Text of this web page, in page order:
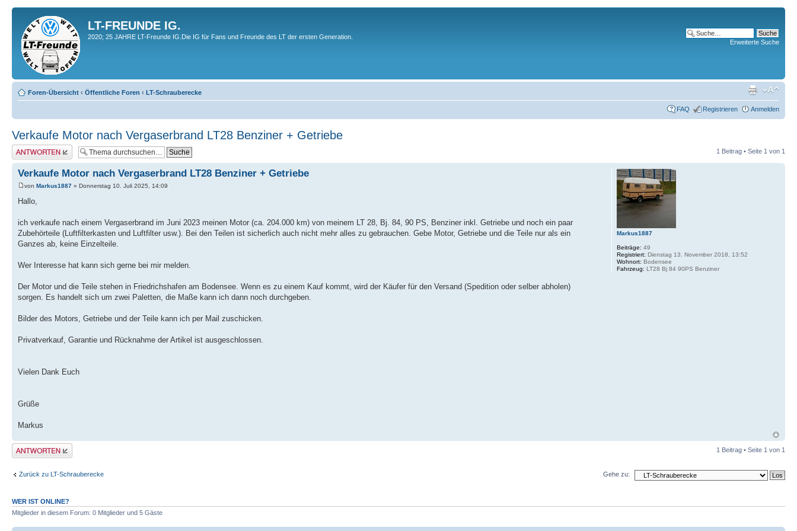
LT-FREUNDE IG.
2020; 25 JAHRE LT-Freunde IG.Die IG für Fans und Freunde des LT der ersten Generation.
Erweiterte Suche
Foren-Übersicht ‹ Öffentliche Foren ‹ LT-Schrauberecke
FAQ Registrieren Anmelden
Verkaufe Motor nach Vergaserbrand LT28 Benziner + Getriebe
Antwort erstellen 1 Beitrag • Seite 1 von 1
Verkaufe Motor nach Vergaserbrand LT28 Benziner + Getriebe
von Markus1887 » Donnerstag 10. Juli 2025, 14:09
Hallo,
ich verkaufe nach einem Vergaserbrand im Juni 2023 meinen Motor (ca. 204.000 km) von meinem LT 28, Bj. 84, 90 PS, Benziner inkl. Getriebe und noch ein paar
Zubehörteile (Luftfilterkasten und Luftfilter usw.). Bei den Teilen ist sicherlich auch nicht mehr alles zu gebrauchen. Gebe Motor, Getriebe und die Teile nur als ein
Ganzes ab, keine Einzelteile.
Wer Interesse hat kann sich gerne bei mir melden.
Der Motor und die Teile stehen in Friedrichshafen am Bodensee. Wenn es zu einem Kauf kommt, wird der Käufer für den Versand (Spedition oder selber abholen)
sorgen. Es handelt sich um zwei Paletten, die Maße kann ich dann noch durchgeben.
Bilder des Motors, Getriebe und der Teile kann ich per Mail zuschicken.
Privatverkauf, Garantie und Rücknahme der Artikel ist ausgeschlossen.
Vielen Dank Euch
Grüße
Markus
Markus1887
Beiträge: 49
Registriert: Dienstag 13. November 2018, 13:52
Wohnort: Bodensee
Fahrzeug: LT28 Bj 84 90PS Benziner
Antwort erstellen 1 Beitrag • Seite 1 von 1
Zurück zu LT-Schrauberecke Gehe zu:
WER IST ONLINE?
Mitglieder in diesem Forum: 0 Mitglieder und 5 Gäste